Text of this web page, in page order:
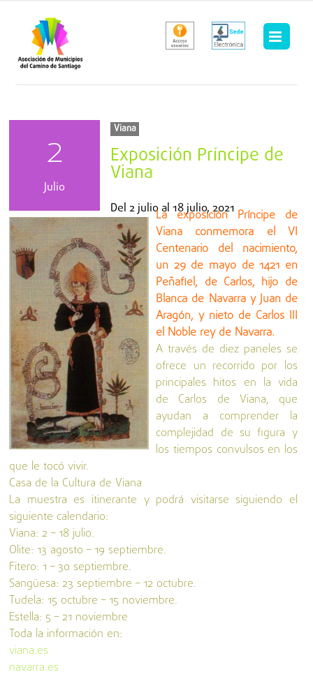
contenido
2
Julio
Viana
Exposición Príncipe de
Viana
Del2 julio al18 julio, 2021
La exposición Príncipe de
Viana conmemora el VI
Centenario del nacimiento,
un 29 de mayo de 1421 en
Peñafiel, de Carlos, hijo de
Blanca de Navarra y Juan de
Aragón, y nieto de Carlos III
el Noble rey de Navarra.
A través de diez paneles se
ofrece un recorrido por los
principales hitos en la vida
de Carlos de Viana, que
ayudan a comprender la
complejidad de su figura y
los tiempos convulsos en los
que le tocó vivir.
Casa de la Cultura de Viana
La muestra es itinerante y podrá visitarse siguiendo el
siguiente calendario:
Viana: 2 – 18 julio.
Olite: 13 agosto – 19 septiembre.
Fitero: 1 – 30 septiembre.
Sangüesa: 23 septiembre – 12 octubre.
Tudela: 15 octubre – 15 noviembre.
Estella: 5 – 21 noviembre
Toda la información en:
viana.es
navarra.es